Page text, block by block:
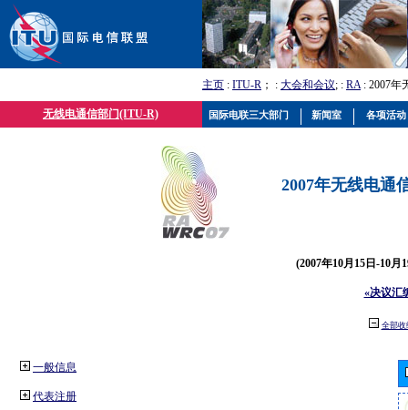
主页 : ITU-R ； : 大会和会议; : RA: 2007年
无线电通信部门(ITU-R)
2007年无线电通
(2007年10月15日-10月
«决议汇
全部收
一般信息
代表注册
国际电联三大部门 新闻室 各项活动